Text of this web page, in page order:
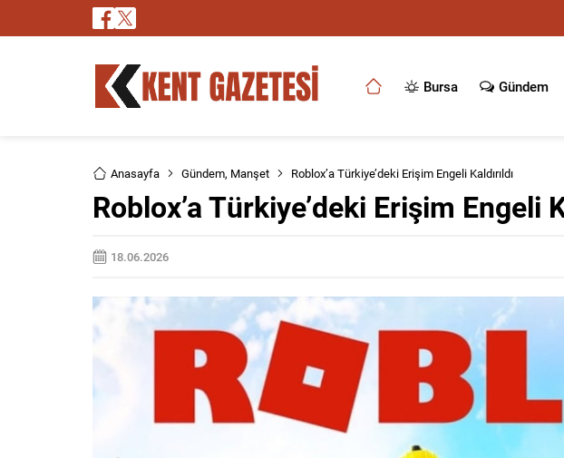
Bursa Gündem
Anasayfa Gündem, Manşet Roblox’a Türkiye’deki Erişim Engeli Kaldırıldı
Roblox’a Türkiye’deki Erişim Engeli
18.06.2026